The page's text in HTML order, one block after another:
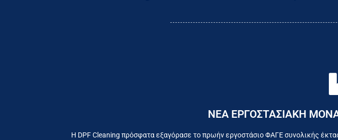
ΝΕΑ ΕΡΓΟΣΤΑΣΙΑΚΗ
Η DPF Cleaning πρόσφατα εξαγόρασε το πρωήν εργοστάσιο ΦΑΓΕ συνολικής
Εργαζόμαστε καθημερινά για